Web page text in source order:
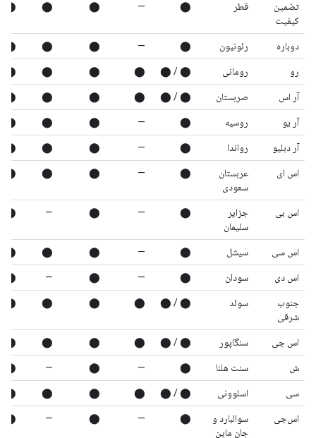
تضمین
کیفیت
قطر ⬤
—
⬤
⬤
⬤
دوباره رئونیون ⬤
—
⬤
⬤
⬤
رو رومانی ⬤ / ⬤
⬤
⬤
⬤
⬤
آر اس صربستان ⬤ / ⬤
⬤
⬤
⬤
⬤
آر یو روسیه ⬤
—
⬤
⬤
⬤
آر دبلیو رواندا ⬤
—
⬤
⬤
⬤
اس ای
عربستان
سعودی
⬤
—
⬤
⬤
⬤
اس بی
جزایر
سلیمان
⬤
—
⬤
—
⬤
اس سی سیشل ⬤
—
⬤
⬤
⬤
اس دی سودان ⬤
—
⬤
—
⬤
جنوب
شرقی
سوئد ⬤ / ⬤
⬤
⬤
⬤
⬤
اس جی سنگاپور ⬤ / ⬤
⬤
⬤
⬤
⬤
ش سنت هلنا ⬤
—
⬤
—
⬤
سی اسلوونی ⬤ / ⬤
⬤
⬤
⬤
⬤
اس‌جی
سوالبارد و
جان ماین
⬤
—
⬤
—
⬤